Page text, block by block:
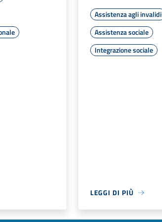
Assistenza agli invalidi
Assistenza sociale
Integrazione sociale
LEGGI DI PIÙ